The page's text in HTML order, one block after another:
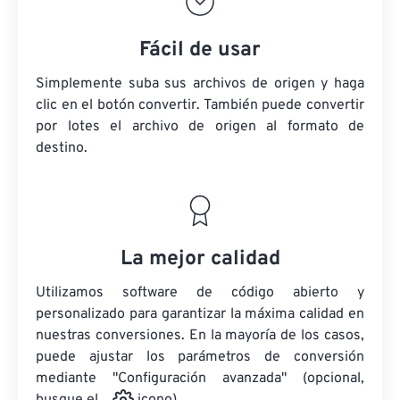
Fácil de usar
Simplemente suba sus archivos de origen y haga
clic en el botón convertir. También puede convertir
por lotes el archivo de origen al formato de
destino.
La mejor calidad
Utilizamos software de código abierto y
personalizado para garantizar la máxima calidad en
nuestras conversiones. En la mayoría de los casos,
puede ajustar los parámetros de conversión
mediante "Configuración avanzada" (opcional,